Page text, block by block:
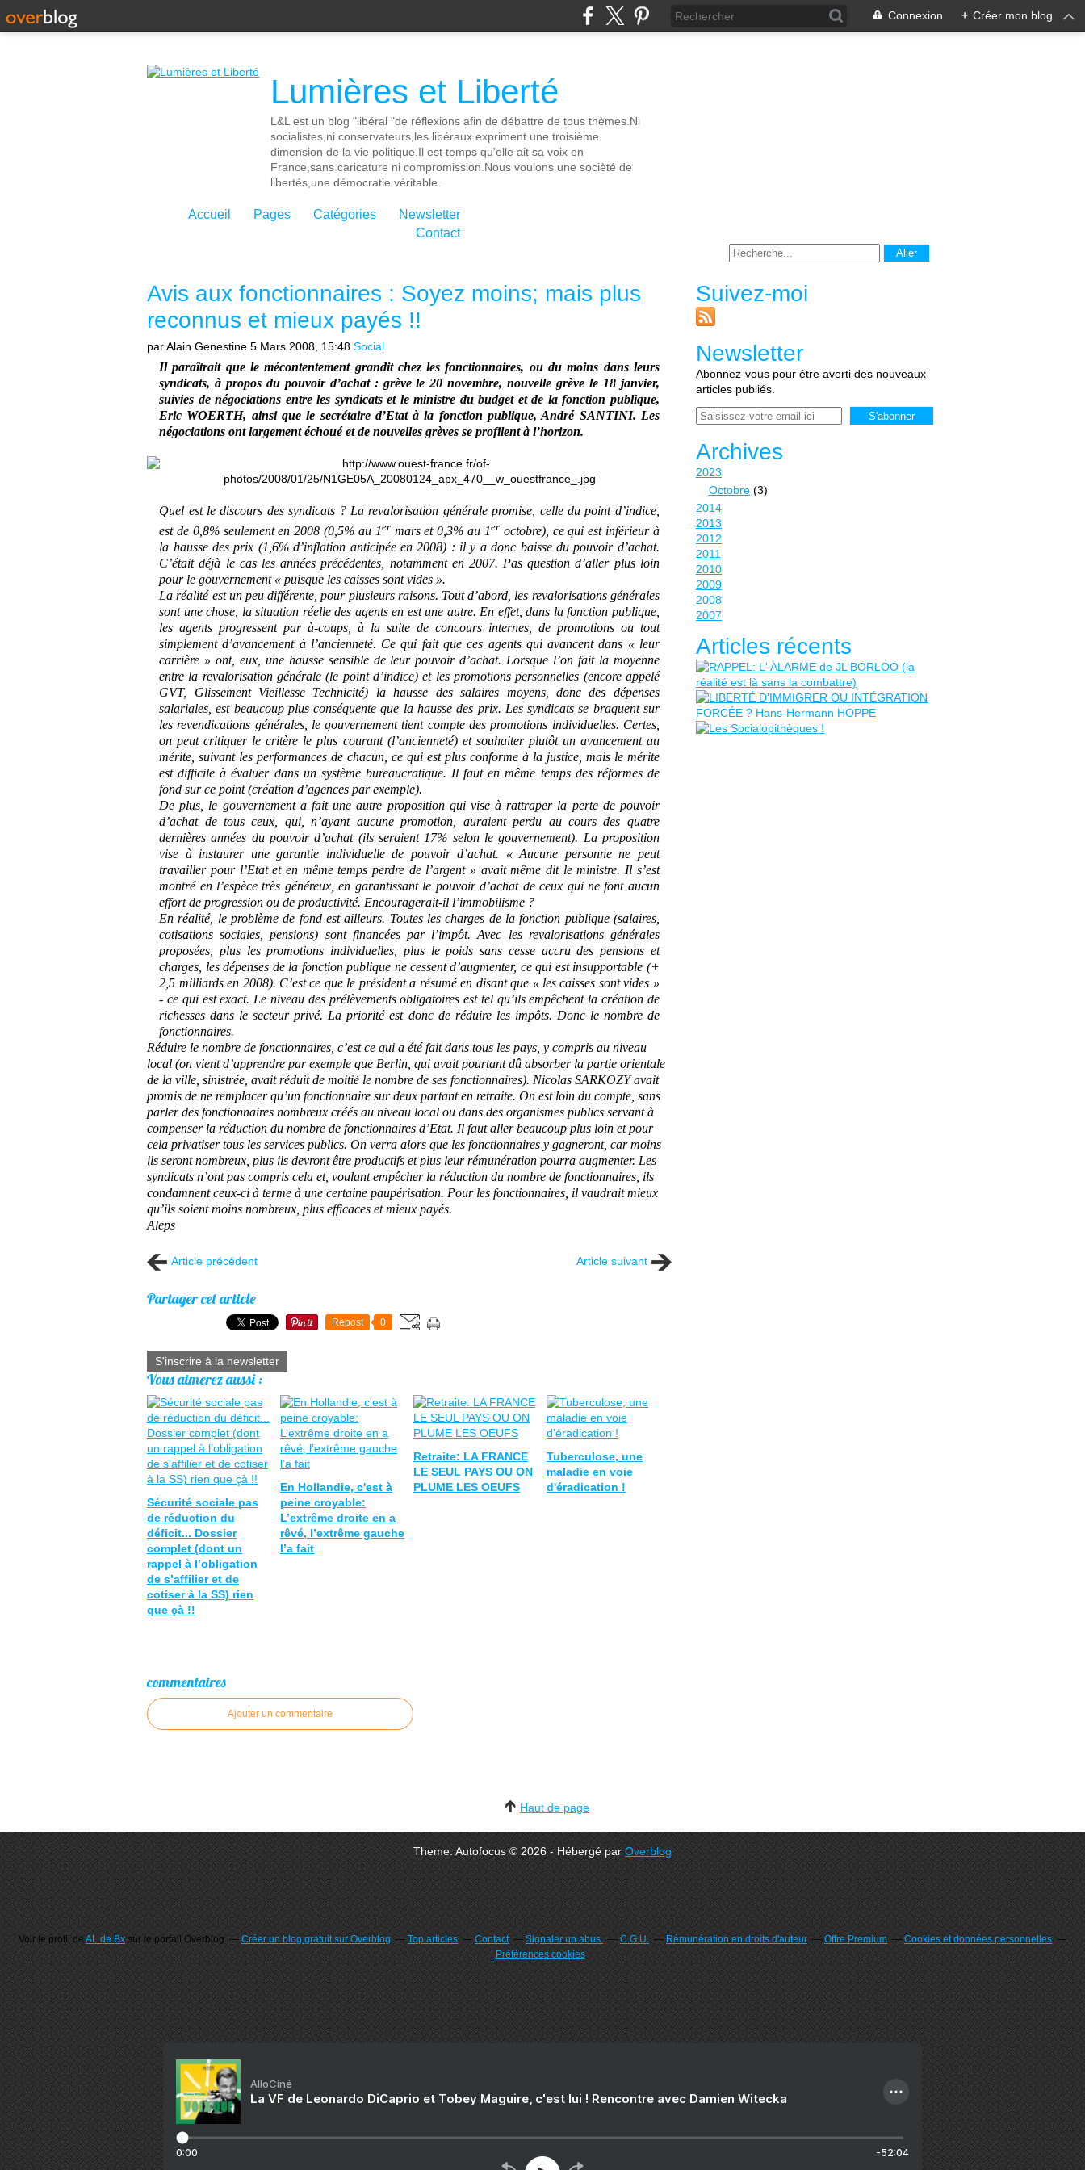
Connexion + Créer mon blog
Lumières et Liberté
L&L est un blog "libéral "de réflexions afin de débattre de tous thèmes.Ni
socialistes,ni conservateurs,les libéraux expriment une troisième
dimension de la vie politique.Il est temps qu'elle ait sa voix en
France,sans caricature ni compromission.Nous voulons une socièté de
libertés,une démocratie véritable.
Accueil Pages Catégories
Newsletter
Contact
Avis aux fonctionnaires : Soyez moins; mais plus
reconnus et mieux payés !!
par Alain Genestine 5 Mars 2008, 15:48 Social
Il paraîtrait que le mécontentement grandit chez les fonctionnaires, ou du moins dans leurs
syndicats, à propos du pouvoir d’achat : grève le 20 novembre, nouvelle grève le 18 janvier,
suivies de négociations entre les syndicats et le ministre du budget et de la fonction publique,
Eric WOERTH, ainsi que le secrétaire d’Etat à la fonction publique, André SANTINI. Les
négociations ont largement échoué et de nouvelles grèves se profilent à l’horizon.
Quel est le discours des syndicats ? La revalorisation générale promise, celle du point d’indice,
est de 0,8% seulement en 2008 (0,5% au 1ermars et 0,3% au 1eroctobre), ce qui est inférieur à
la hausse des prix (1,6% d’inflation anticipée en 2008) : il y a donc baisse du pouvoir d’achat.
C’était déjà le cas les années précédentes, notamment en 2007. Pas question d’aller plus loin
pour le gouvernement « puisque les caisses sont vides ».
La réalité est un peu différente, pour plusieurs raisons. Tout d’abord, les revalorisations générales
sont une chose, la situation réelle des agents en est une autre. En effet, dans la fonction publique,
les agents progressent par à-coups, à la suite de concours internes, de promotions ou tout
simplement d’avancement à l’ancienneté. Ce qui fait que ces agents qui avancent dans « leur
carrière » ont, eux, une hausse sensible de leur pouvoir d’achat. Lorsque l’on fait la moyenne
entre la revalorisation générale (le point d’indice) et les promotions personnelles (encore appelé
GVT, Glissement Vieillesse Technicité) la hausse des salaires moyens, donc des dépenses
salariales, est beaucoup plus conséquente que la hausse des prix. Les syndicats se braquent sur
les revendications générales, le gouvernement tient compte des promotions individuelles. Certes,
on peut critiquer le critère le plus courant (l’ancienneté) et souhaiter plutôt un avancement au
mérite, suivant les performances de chacun, ce qui est plus conforme à la justice, mais le mérite
est difficile à évaluer dans un système bureaucratique. Il faut en même temps des réformes de
fond sur ce point (création d’agences par exemple).
De plus, le gouvernement a fait une autre proposition qui vise à rattraper la perte de pouvoir
d’achat de tous ceux, qui, n’ayant aucune promotion, auraient perdu au cours des quatre
dernières années du pouvoir d’achat (ils seraient 17% selon le gouvernement). La proposition
vise à instaurer une garantie individuelle de pouvoir d’achat. « Aucune personne ne peut
travailler pour l’Etat et en même temps perdre de l’argent » avait même dit le ministre. Il s’est
montré en l’espèce très généreux, en garantissant le pouvoir d’achat de ceux qui ne font aucun
effort de progression ou de productivité. Encouragerait-il l’immobilisme ?
En réalité, le problème de fond est ailleurs. Toutes les charges de la fonction publique (salaires,
cotisations sociales, pensions) sont financées par l’impôt. Avec les revalorisations générales
proposées, plus les promotions individuelles, plus le poids sans cesse accru des pensions et
charges, les dépenses de la fonction publique ne cessent d’augmenter, ce qui est insupportable (+
2,5 milliards en 2008). C’est ce que le président a résumé en disant que « les caisses sont vides »
- ce qui est exact. Le niveau des prélèvements obligatoires est tel qu’ils empêchent la création de
richesses dans le secteur privé. La priorité est donc de réduire les impôts. Donc le nombre de
fonctionnaires.
Réduire le nombre de fonctionnaires, c’est ce qui a été fait dans tous les pays, y compris au niveau
local (on vient d’apprendre par exemple que Berlin, qui avait pourtant dû absorber la partie orientale
de la ville, sinistrée, avait réduit de moitié le nombre de ses fonctionnaires). Nicolas SARKOZY avait
promis de ne remplacer qu’un fonctionnaire sur deux partant en retraite. On est loin du compte, sans
parler des fonctionnaires nombreux créés au niveau local ou dans des organismes publics servant à
compenser la réduction du nombre de fonctionnaires d’Etat. Il faut aller beaucoup plus loin et pour
cela privatiser tous les services publics. On verra alors que les fonctionnaires y gagneront, car moins
ils seront nombreux, plus ils devront être productifs et plus leur rémunération pourra augmenter. Les
syndicats n’ont pas compris cela et, voulant empêcher la réduction du nombre de fonctionnaires, ils
condamnent ceux-ci à terme à une certaine paupérisation. Pour les fonctionnaires, il vaudrait mieux
qu’ils soient moins nombreux, plus efficaces et mieux payés.
Aleps
Article précédent Article suivant
Partager cet article
Repost 0
S'inscrire à la newsletter
Vous aimerez aussi :
Sécurité sociale pas
de réduction du
déficit... Dossier
complet (dont un
rappel à l’obligation
de s’affilier et de
cotiser à la SS) rien
que çà !!
En Hollandie, c'est à
peine croyable:
L’extrême droite en a
rêvé, l’extrême gauche
l’a fait
Retraite: LA FRANCE
LE SEUL PAYS OU ON
PLUME LES OEUFS
Tuberculose, une
maladie en voie
d'éradication !
commentaires
Ajouter un commentaire
Suivez-moi
Newsletter
Abonnez-vous pour être averti des nouveaux
articles publiés.
Email
Archives
2023
Octobre (3)
2014
2013
2012
2011
2010
2009
2008
2007
Articles récents
Haut de page
Theme: Autofocus © 2026 - Hébergé parOverblog
Voir le profil deAL de Bxsur le portail Overblog Créer un blog gratuit sur Overblog Top articles Contact Signaler un abus C.G.U. Rémunération en droits d'auteur Offre Premium
Cookies et données personnelles
Préférences cookies
AlloCiné
La VF de Leonardo DiCaprio et Tobey Maguire, c'est lui ! Rencontre avec Damien Witecka
0:00 -52:04